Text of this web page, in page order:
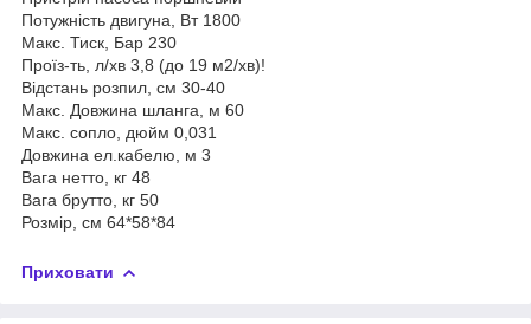
Потужність двигуна, Вт 1800
Макс. Тиск, Бар 230
Проїз-ть, л/хв 3,8 (до 19 м2/хв)!
Відстань розпил, см 30-40
Макс. Довжина шланга, м 60
Макс. сопло, дюйм 0,031
Довжина ел.кабелю, м 3
Вага нетто, кг 48
Вага брутто, кг 50
Розмір, см 64*58*84
Приховати